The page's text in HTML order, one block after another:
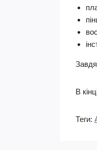
В
Теги: